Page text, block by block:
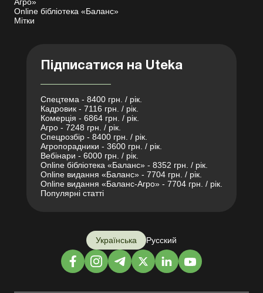
Online бібліотека «Баланс»
Мітки
Підписатися на Uteka
Спецтема - 8400 грн. / рік.
Кадровик - 7116 грн. / рік.
Комерція - 6864 грн. / рік.
Агро - 7248 грн. / рік.
Спецрозбір - 8400 грн. / рік.
Агропорадники - 3600 грн. / рік.
Вебінари - 6000 грн. / рік.
Online бібліотека «Баланс» - 8352 грн. / рік.
Online видання «Баланс» - 7704 грн. / рік.
Online видання «Баланс-Агро» - 7704 грн. / рік.
Популярні статті
Українська Русский